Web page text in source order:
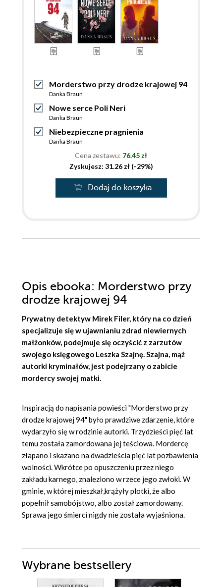
Morderstwo przy drodze krajowej 94
Danka Braun
Nowe serce Poli Neri
Danka Braun
Niebezpieczne pragnienia
Danka Braun
Cena zestawu: 76.45 zł
Zyskujesz: 31.26 zł (-29%)
Dodaj do koszyka
Opis ebooka: Morderstwo przy
drodze krajowej 94
Prywatny detektyw Mirek Filer, który na co dzień
specjalizuje się w ujawnianiu zdrad niewiernych
małżonków, podejmuje się oczyścić z zarzutów
swojego księgowego Leszka Szajnę. Szajna, mąż
autorki kryminałów, jest podejrzany o zabicie
mordercy swojej matki.
Inspiracją do napisania powieści "Morderstwo przy
drodze krajowej 94" było prawdziwe zdarzenie, które
wydarzyło się w rodzinie autorki. Trzydzieści pięć lat
temu została zamordowana jej teściowa. Mordercę
złapano i skazano na dwadzieścia pięć lat pozbawienia
wolności. Wkrótce po opuszczeniu przez niego
zakładu karnego, znaleziono w rzece jego zwłoki. W
gminie, w której mieszkał,krążyły plotki, że albo
popełnił samobójstwo, albo został zamordowany.
Sprawa jego śmierci nigdy nie została wyjaśniona.
Wybrane bestsellery